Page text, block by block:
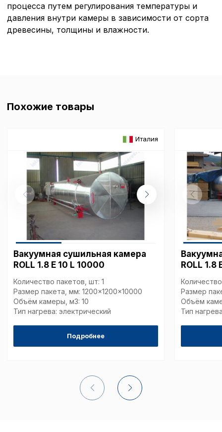
процесса путем регулирования температуры и
давления внутри камеры в зависимости от сорта
древесины, толщины и влажности.
Похожие товары
Италия
Вакуумная сушильная камера
ROLL 1.8 E 10 L 10000
Количество пакетов, шт: 1
Размер пакета, мм: 1200x1200x10000
Объём камеры, м3: 10
Тип нагрева: электрический
Подробнее
ROLL 1.8
Размер
Объём
Тип
Политика в
обработки сookies
настроек файлов cookie
путем перехода по
верхней части
настроек cookie».
Перед тем как
параметров
можете ознакомиться с
обработки
списком файлов cookie,
описание и сроки
Технические
cookie-файлы
Аналитические
пользователей
наиболее и
страницы и